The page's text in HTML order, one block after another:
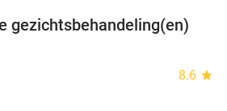
50%
gezichtsbehandeling(en)
8.6 star